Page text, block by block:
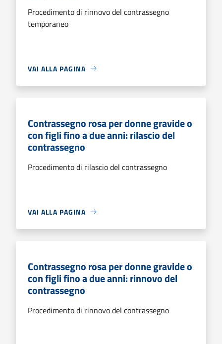
Procedimento di rinnovo del contrassegno
temporaneo
VAI ALLA PAGINA
Contrassegno rosa per donne gravide o
con figli fino a due anni: rilascio del
contrassegno
Procedimento di rilascio del contrassegno
VAI ALLA PAGINA
Contrassegno rosa per donne gravide o
con figli fino a due anni: rinnovo del
contrassegno
Procedimento di rinnovo del contrassegno